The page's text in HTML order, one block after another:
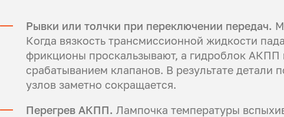
Рывки или толчки при переключении передач.
Когда вязкость трансмиссионной жидкости
фрикционы проскальзывают, а гидроблок
срабатыванием клапанов. В результате детали
узлов заметно сокращается.
Перегрев АКПП. Лампочка температуры